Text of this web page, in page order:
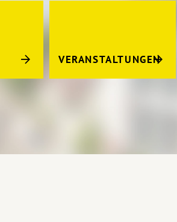
VERANSTALTUNGEN